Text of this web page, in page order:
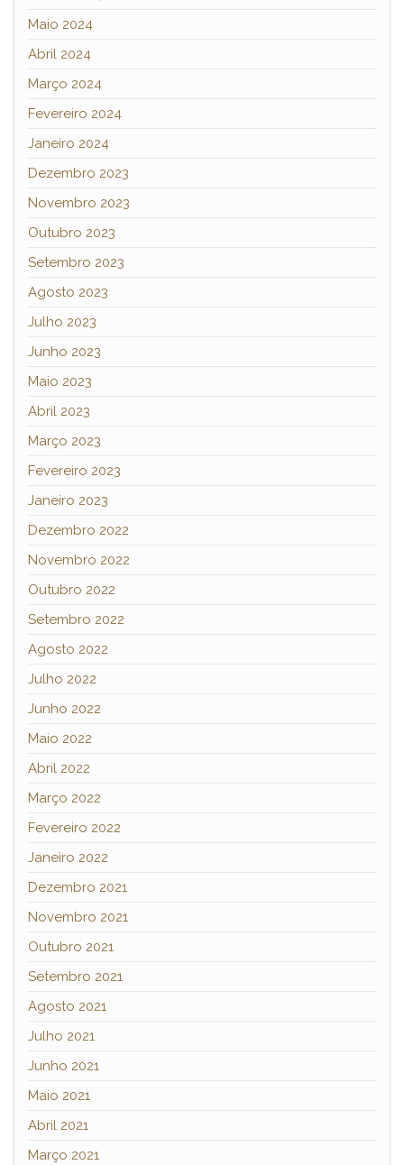
Maio 2024
Abril 2024
Março 2024
Fevereiro 2024
Janeiro 2024
Dezembro 2023
Novembro 2023
Outubro 2023
Setembro 2023
Agosto 2023
Julho 2023
Junho 2023
Maio 2023
Abril 2023
Março 2023
Fevereiro 2023
Janeiro 2023
Dezembro 2022
Novembro 2022
Outubro 2022
Setembro 2022
Agosto 2022
Julho 2022
Junho 2022
Maio 2022
Abril 2022
Março 2022
Fevereiro 2022
Janeiro 2022
Dezembro 2021
Novembro 2021
Outubro 2021
Setembro 2021
Agosto 2021
Julho 2021
Junho 2021
Maio 2021
Abril 2021
Março 2021